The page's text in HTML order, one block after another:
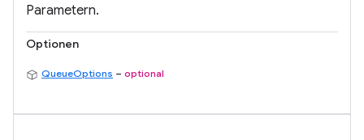
Parametern.
Optionen
QueueOptions – optional